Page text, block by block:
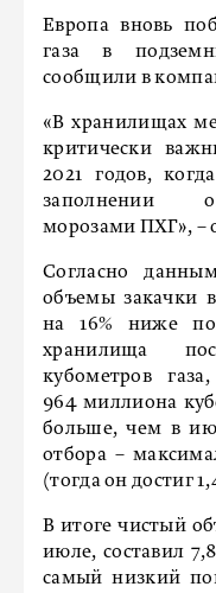
Европа вновь
газа в
сообщили в
«В хранилищах
критически
2021 годов,
заполнении
морозами ПХГ», –
Согласно
объемы закачки
на 16% ниже
хранилища
кубометров
964 миллиона
больше, чем в
отбора –
(тогда он достиг
В итоге чистый
июле, составил
самый низкий